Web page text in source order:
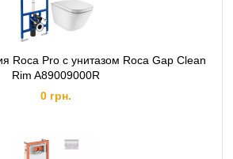
Roca Pro с унитазом Roca Gap Clean
Rim A89009000R
0 грн.